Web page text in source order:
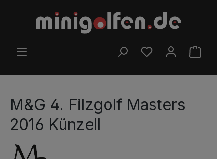
Ir para o conteúdo principal
TEM 0 ITENS DAO
M&G 4. Filzgolf Masters
2016 Künzell